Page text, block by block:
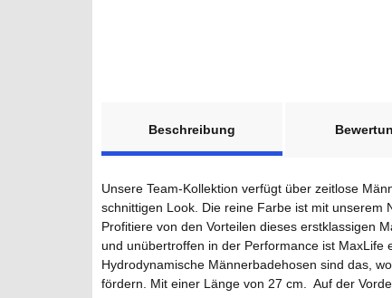
Beschreibung
Unsere Team-Kollektion verfügt über zeitlose
schnittigen Look. Die reine Farbe ist mit unserem
Profitiere von den Vorteilen dieses erstklassigen
und unübertroffen in der Performance ist MaxLife
Hydrodynamische Männerbadehosen sind das,
fördern. Mit einer Länge von 27 cm. Auf der